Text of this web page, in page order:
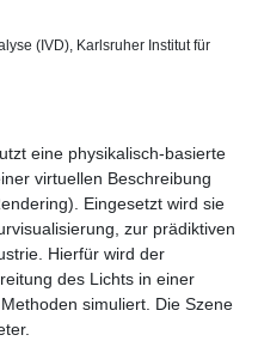
(IVD), Karlsruher Institut für
eine physikalisch-basierte
virtuellen Beschreibung
Eingesetzt wird sie
zur prädiktiven
Hierfür wird der
des Lichts in einer
simuliert. Die Szene